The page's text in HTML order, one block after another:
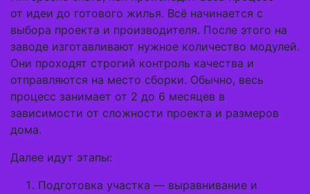
от идеи до готового жилья. Всё начинается с
выбора проекта и производителя. После этого на
заводе изготавливают нужное количество модулей.
Они проходят строгий контроль качества и
отправляются на место сборки. Обычно, весь
процесс занимает от 2 до 6 месяцев в
зависимости от сложности проекта и размеров
дома.
Далее идут этапы:
Подготовка участка — выравнивание и